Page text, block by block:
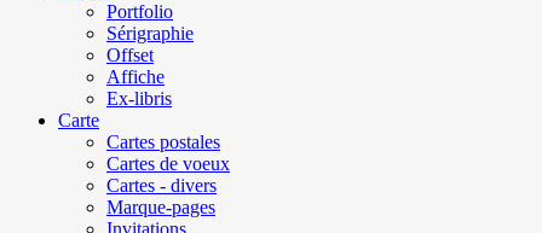
Portfolio
Sérigraphie
Offset
Affiche
Ex-libris
Carte
Cartes postales
Cartes de voeux
Cartes - divers
Marque-pages
Invitations